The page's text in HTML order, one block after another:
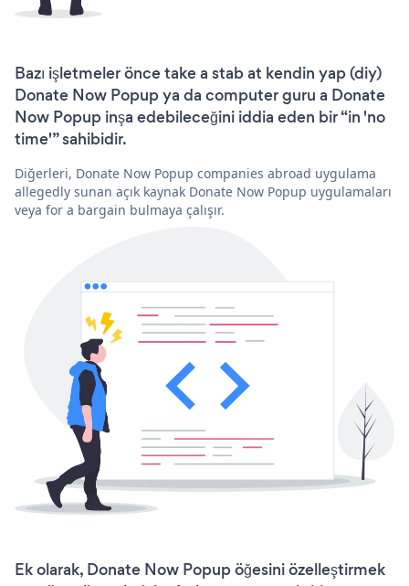
Bazı işletmeler önce take a stab at kendin yap (diy)
Donate Now Popup ya da computer guru a Donate
Now Popup inşa edebileceğini iddia eden bir “in 'no
time'” sahibidir.
Diğerleri, Donate Now Popup companies abroad uygulama
allegedly sunan açık kaynak Donate Now Popup uygulamaları
veya for a bargain bulmaya çalışır.
Ek olarak, Donate Now Popup öğesini özelleştirmek